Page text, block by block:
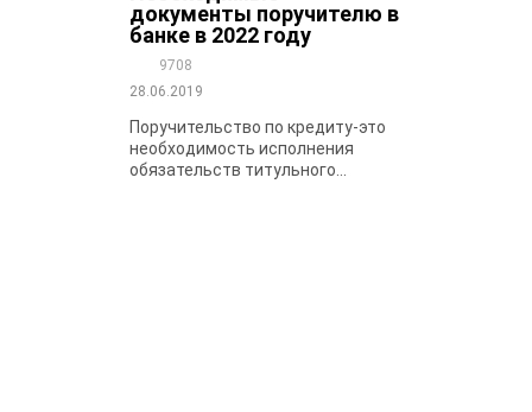
документы поручителю в
банке в 2022 году
9708
28.06.2019
Поручительство по кредиту-это
необходимость исполнения
обязательств титульного...